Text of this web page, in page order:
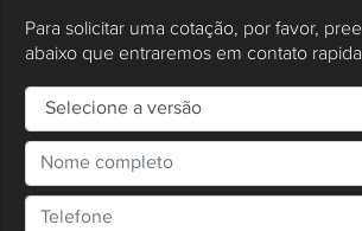
Para solicitar uma cotação, por favor,
abaixo que entraremos em contato